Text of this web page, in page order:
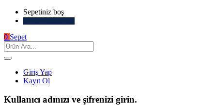
Sepetiniz boş
0 Sepet
Giriş Yap
Kayıt Ol
Kullanıcı adınızı ve şifrenizi girin.